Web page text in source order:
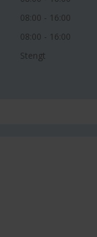
08:00 - 16:00
08:00 - 16:00
Stengt